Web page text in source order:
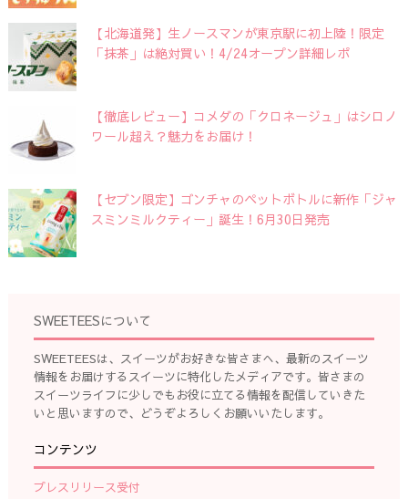
【北海道発】生ノースマンが東京駅に初上陸！限定
「抹茶」は絶対買い！4/24オープン詳細レポ
【徹底レビュー】コメダの「クロネージュ」はシロノ
ワール超え？魅力をお届け！
【セブン限定】ゴンチャのペットボトルに新作「ジャ
スミンミルクティー」誕生！6月30日発売
SWEETEESについて
SWEETEESは、スイーツがお好きな皆さまへ、最新のスイーツ
情報をお届けするスイーツに特化したメディアです。皆さまの
スイーツライフに少しでもお役に立てる情報を配信していきた
いと思いますので、どうぞよろしくお願いいたします。
コンテンツ
プレスリリース受付